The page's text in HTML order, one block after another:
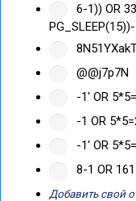
6-1)) OR
@@j7p7N
-1' OR
-1 OR
-1' OR
8-1 OR
Добавить свой